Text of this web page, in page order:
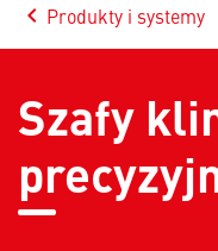
keyboard_arrow_left
Arrow
Produkty i systemy
Szafy